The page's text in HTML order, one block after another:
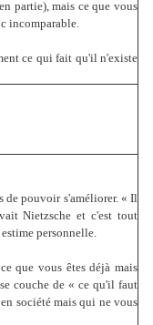
partie), mais ce que vous
incomparable.
ce qui fait qu'il n'existe
de pouvoir s'améliorer. « Il
Nietzsche et c'est tout
personnelle.
que vous êtes déjà mais
couche de « ce qu'il faut
société mais qui ne vous